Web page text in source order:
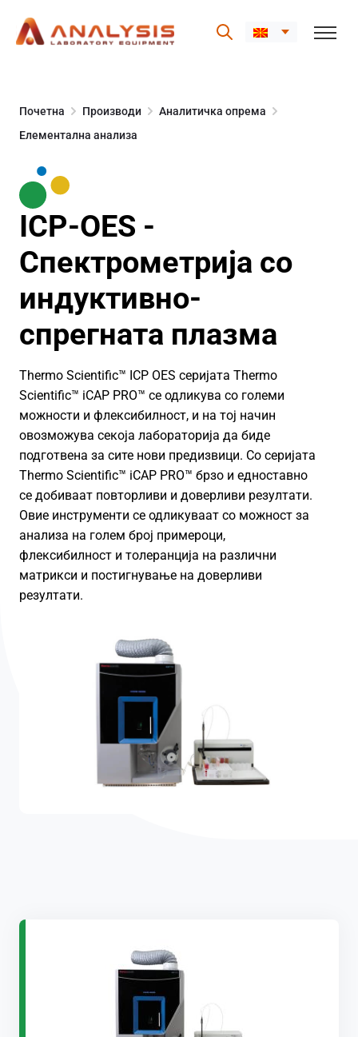
content
Почетна Производи
Аналитичка опрема
Елементална анализа
ICP-OES -
Спектрометрија со
индуктивно-
спрегната плазма
Thermo Scientific™ ICP OES серијата Thermo
Scientific™ iCAP PRO™ се одликува со големи
можности и флексибилност, и на тој начин
овозможува секоја лабораторија да биде
подготвена за сите нови предизвици. Со серијата
Thermo Scientific™ iCAP PRO™ брзо и едноставно
се добиваат повторливи и доверливи резултати.
Овие инструменти се одликуваат со можност за
анализа на голем број примероци,
флексибилност и толеранција на различни
матрикси и постигнување на доверливи
резултати.